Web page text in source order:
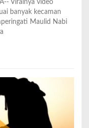
Viralnya video
banyak kecaman
Maulid Nabi